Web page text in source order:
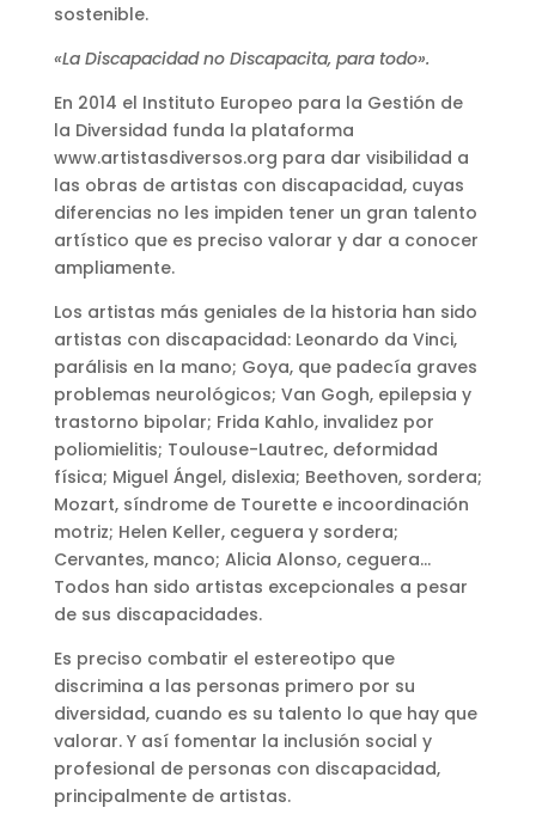
sostenible.
«La Discapacidad no Discapacita, para todo».
En 2014 el Instituto Europeo para la Gestión de
la Diversidad funda la plataforma
www.artistasdiversos.org para dar visibilidad a
las obras de artistas con discapacidad, cuyas
diferencias no les impiden tener un gran talento
artístico que es preciso valorar y dar a conocer
ampliamente.
Los artistas más geniales de la historia han sido
artistas con discapacidad: Leonardo da Vinci,
parálisis en la mano; Goya, que padecía graves
problemas neurológicos; Van Gogh, epilepsia y
trastorno bipolar; Frida Kahlo, invalidez por
poliomielitis; Toulouse-Lautrec, deformidad
física; Miguel Ángel, dislexia; Beethoven, sordera;
Mozart, síndrome de Tourette e incoordinación
motriz; Helen Keller, ceguera y sordera;
Cervantes, manco; Alicia Alonso, ceguera…
Todos han sido artistas excepcionales a pesar
de sus discapacidades.
Es preciso combatir el estereotipo que
discrimina a las personas primero por su
diversidad, cuando es su talento lo que hay que
valorar. Y así fomentar la inclusión social y
profesional de personas con discapacidad,
principalmente de artistas.